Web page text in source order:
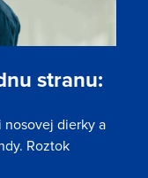
stranu:
dierky a
Roztok